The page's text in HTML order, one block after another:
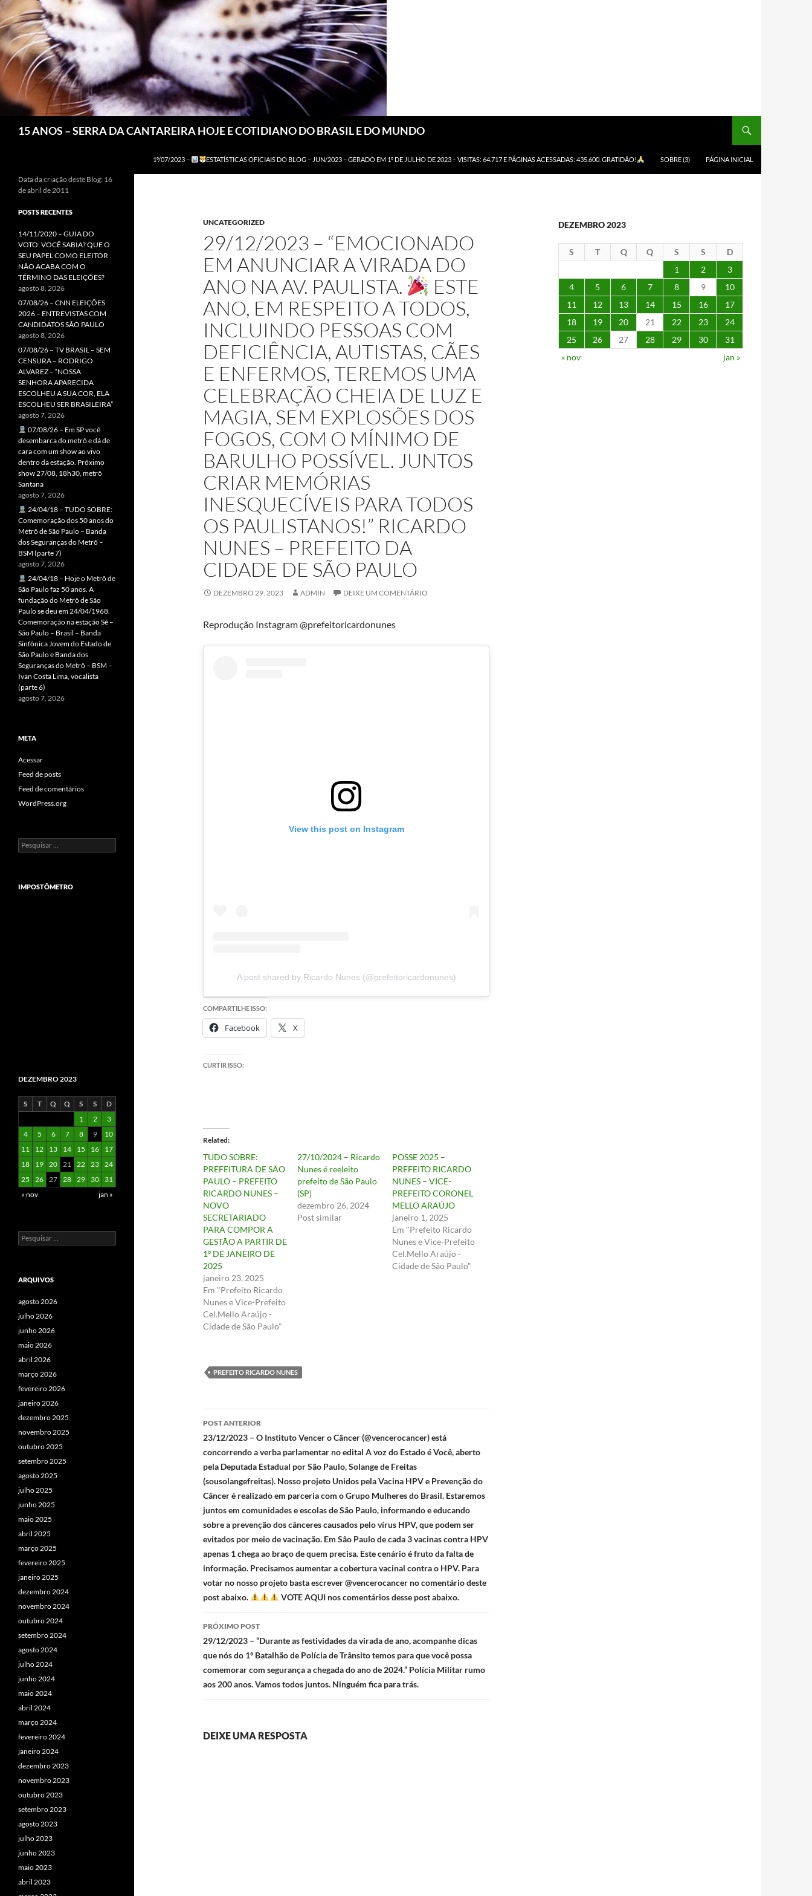
15 ANOS – SERRA DA CANTAREIRA HOJE E COTIDIANO DO BRASIL E DO MUNDO
1º/07/2023 – ESTATÍSTICAS OFICIAIS DO BLOG – JUN/2023 – GERADO EM 1º DE JULHO DE 2023 – VISITAS: 64.717 E PÁGINAS ACESSADAS: 435.600. GRATIDÃO! SOBRE (3) PÁGINA INICIAL
UNCATEGORIZED
29/12/2023 – “EMOCIONADO
EM ANUNCIAR A VIRADA DO
ANO NA AV. PAULISTA.
ESTE
ANO, EM RESPEITO A TODOS,
INCLUINDO PESSOAS COM
DEFICIÊNCIA, AUTISTAS, CÃES
E ENFERMOS, TEREMOS UMA
CELEBRAÇÃO CHEIA DE LUZ E
MAGIA, SEM EXPLOSÕES DOS
FOGOS, COM O MÍNIMO DE
BARULHO POSSÍVEL. JUNTOS
CRIAR MEMÓRIAS
INESQUECÍVEIS PARA TODOS
OS PAULISTANOS!” RICARDO
NUNES – PREFEITO DA
CIDADE DE SÃO PAULO
DEZEMBRO 29, 2023 ADMIN DEIXE UM COMENTÁRIO
Reprodução Instagram @prefeitoricardonunes
View this post on Instagram
A post shared by Ricardo Nunes (@prefeitoricardonunes)
COMPARTILHE ISSO:
Facebook X
CURTIR ISSO:
Related
TUDO SOBRE:
PREFEITURA DE SÃO
PAULO – PREFEITO
RICARDO NUNES –
NOVO
SECRETARIADO
PARA COMPOR A
GESTÃO A PARTIR DE
1º DE JANEIRO DE
2025
janeiro 23, 2025
Em "Prefeito Ricardo
Nunes e Vice-Prefeito
Cel.Mello Araújo -
Cidade de São Paulo"
27/10/2024 – Ricardo
Nunes é reeleito
prefeito de São Paulo
(SP)
dezembro 26, 2024
Post similar
POSSE 2025 –
PREFEITO RICARDO
NUNES – VICE-
PREFEITO CORONEL
MELLO ARAÚJO
janeiro 1, 2025
Em "Prefeito Ricardo
Nunes e Vice-Prefeito
Cel.Mello Araújo -
Cidade de São Paulo"
PREFEITO RICARDO NUNES
Navegação
de
posts
POST ANTERIOR
23/12/2023 – O Instituto Vencer o Câncer (@vencerocancer) está
concorrendo a verba parlamentar no edital A voz do Estado é Você, aberto
pela Deputada Estadual por São Paulo, Solange de Freitas
(sousolangefreitas). Nosso projeto Unidos pela Vacina HPV e Prevenção do
Câncer é realizado em parceria com o Grupo Mulheres do Brasil. Estaremos
juntos em comunidades e escolas de São Paulo, informando e educando
sobre a prevenção dos cânceres causados pelo vírus HPV, que podem ser
evitados por meio de vacinação. Em São Paulo de cada 3 vacinas contra HPV
apenas 1 chega ao braço de quem precisa. Este cenário é fruto da falta de
informação. Precisamos aumentar a cobertura vacinal contra o HPV. Para
votar no nosso projeto basta escrever @vencerocancer no comentário deste
post abaixo.
VOTE AQUI nos comentários desse post abaixo.
PRÓXIMO POST
29/12/2023 – “Durante as festividades da virada de ano, acompanhe dicas
que nós do 1º Batalhão de Polícia de Trânsito temos para que você possa
comemorar com segurança a chegada do ano de 2024.” Polícia Militar rumo
aos 200 anos. Vamos todos juntos. Ninguém fica para trás.
DEIXE UMA RESPOSTA
DEZEMBRO 2023
S T Q Q S S
D
1
2
3
4
5 6 7 8 9
10
11
12 13 14 15 16
17
18
19 20 21 22 23
24
25
26 27 28 29 30
31
« nov
jan »
Data da criação deste Blog: 16
de abril de 2011
POSTS RECENTES
14/11/2020 – GUIA DO
VOTO: VOCÊ SABIA? QUE O
SEU PAPEL COMO ELEITOR
NÃO ACABA COM O
TÉRMINO DAS ELEIÇÕES?
agosto 8, 2026
07/08/26 – CNN ELEIÇÕES
2026 – ENTREVISTAS COM
CANDIDATOS SÃO PAULO
agosto 8, 2026
07/08/26 – TV BRASIL – SEM
CENSURA – RODRIGO
ALVAREZ – “NOSSA
SENHORA APARECIDA
ESCOLHEU A SUA COR, ELA
ESCOLHEU SER BRASILEIRA”
agosto 7, 2026
07/08/26 – Em SP você
desembarca do metrô e dá de
cara com um show ao vivo
dentro da estação. Próximo
show 27/08, 18h30, metrô
Santana
agosto 7, 2026
24/04/18 – TUDO SOBRE:
Comemoração dos 50 anos do
Metrô de São Paulo – Banda
dos Seguranças do Metrô –
BSM (parte 7)
agosto 7, 2026
24/04/18 – Hoje o Metrô de
São Paulo faz 50 anos. A
fundação do Metrô de São
Paulo se deu em 24/04/1968.
Comemoração na estação Sé –
São Paulo – Brasil – Banda
Sinfônica Jovem do Estado de
São Paulo e Banda dos
Seguranças do Metrô – BSM –
Ivan Costa Lima, vocalista
(parte 6)
agosto 7, 2026
META
Acessar
Feed de posts
Feed de comentários
WordPress.org
Pesquisar
por:
IMPOSTÔMETRO
DEZEMBRO 2023
S T Q Q S S
D
1
2
3
4
5 6 7 8 9
10
11
12 13 14 15 16
17
18
19 20 21 22 23 24
25
26 27 28 29 30
31
« nov
jan »
Pesquisar
por:
ARQUIVOS
agosto 2026
julho 2026
junho 2026
maio 2026
abril 2026
março 2026
fevereiro 2026
janeiro 2026
dezembro 2025
novembro 2025
outubro 2025
setembro 2025
agosto 2025
julho 2025
junho 2025
maio 2025
abril 2025
março 2025
fevereiro 2025
janeiro 2025
dezembro 2024
novembro 2024
outubro 2024
setembro 2024
agosto 2024
julho 2024
junho 2024
maio 2024
abril 2024
março 2024
fevereiro 2024
janeiro 2024
dezembro 2023
novembro 2023
outubro 2023
setembro 2023
agosto 2023
julho 2023
junho 2023
maio 2023
abril 2023